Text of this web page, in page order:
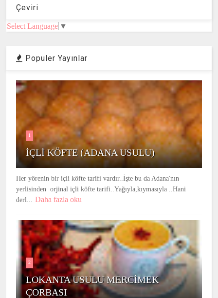
Çeviri
Select Language ▼
Populer Yayınlar
1
İÇLİ KÖFTE (ADANA USULU)
Her yörenin bir içli köfte tarifi vardır..İşte bu da Adana'nın
yerlisinden orjinal içli köfte tarifi..Yağıyla,kıymasıyla ..Hani
derl...
Daha fazla oku
2
LOKANTA USULU MERCİMEK
ÇORBASI